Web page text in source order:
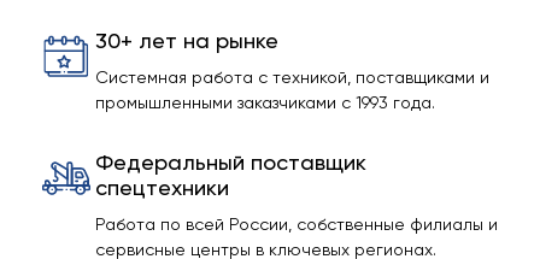
30+ лет на рынке
Системная работа с техникой, поставщиками и
промышленными заказчиками с 1993 года.
Федеральный поставщик
спецтехники
Работа по всей России, собственные филиалы и
сервисные центры в ключевых регионах.